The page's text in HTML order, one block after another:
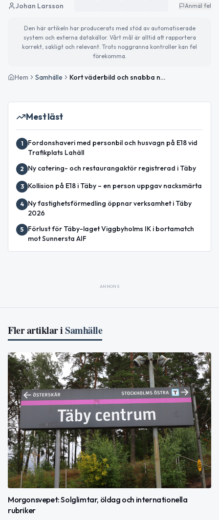
Johan Larsson Anmäl fel
Den här artikeln har producerats med stöd av automatiserade
system och externa datakällor. Vårt mål är alltid att rapportera
korrekt, sakligt och relevant. Trots noggranna kontroller kan fel
förekomma.
Hem Samhälle Kort väderbild och snabba nyheter
Mest läst
1
Fordonshaveri med personbil och husvagn på E18 vid
Trafikplats Lahäll
2 Ny catering- och restaurangaktör registrerad i Täby
3 Kollision på E18 i Täby – en person uppgav nacksmärta
4
Ny fastighetsförmedling öppnar verksamhet i Täby
2026
5
Förlust för Täby-laget Viggbyholms IK i bortamatch
mot Sunnersta AIF
ANNONS
Fler artiklar iSamhälle
Morgonsvepet: Solglimtar, öldag och internationella
rubriker